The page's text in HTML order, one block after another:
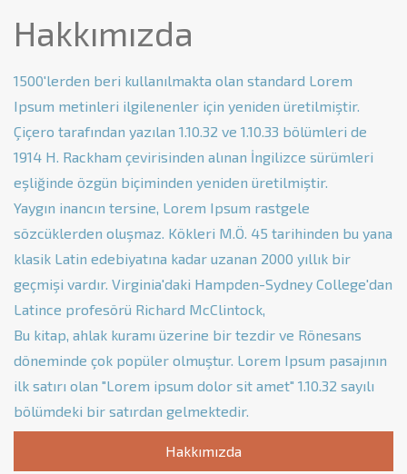
Hakkımızda
1500'lerden beri kullanılmakta olan standard Lorem
Ipsum metinleri ilgilenenler için yeniden üretilmiştir.
Çiçero tarafından yazılan 1.10.32 ve 1.10.33 bölümleri de
1914 H. Rackham çevirisinden alınan İngilizce sürümleri
eşliğinde özgün biçiminden yeniden üretilmiştir.
Yaygın inancın tersine, Lorem Ipsum rastgele
sözcüklerden oluşmaz. Kökleri M.Ö. 45 tarihinden bu yana
klasik Latin edebiyatına kadar uzanan 2000 yıllık bir
geçmişi vardır. Virginia'daki Hampden-Sydney College'dan
Latince profesörü Richard McClintock,
Bu kitap, ahlak kuramı üzerine bir tezdir ve Rönesans
döneminde çok popüler olmuştur. Lorem Ipsum pasajının
ilk satırı olan "Lorem ipsum dolor sit amet" 1.10.32 sayılı
bölümdeki bir satırdan gelmektedir.
Hakkımızda